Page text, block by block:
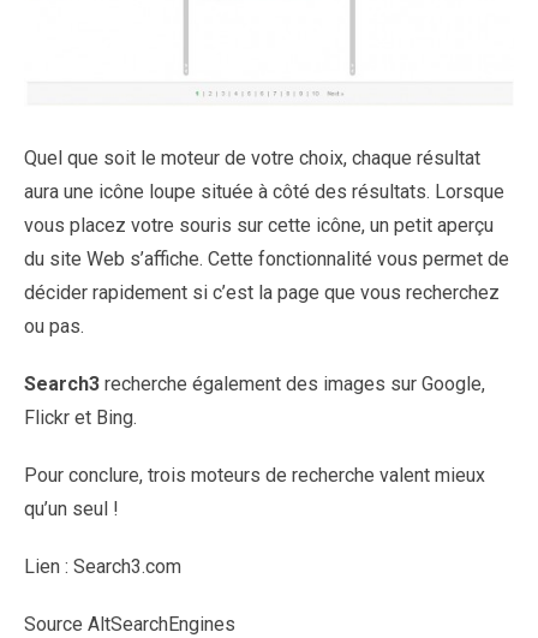
Quel que soit le moteur de votre choix, chaque résultat
aura une icône loupe située à côté des résultats. Lorsque
vous placez votre souris sur cette icône, un petit aperçu
du site Web s’affiche. Cette fonctionnalité vous permet de
décider rapidement si c’est la page que vous recherchez
ou pas.
Search3 recherche également des images sur Google,
Flickr et Bing.
Pour conclure, trois moteurs de recherche valent mieux
qu’un seul !
Lien : Search3.com
Source AltSearchEngines